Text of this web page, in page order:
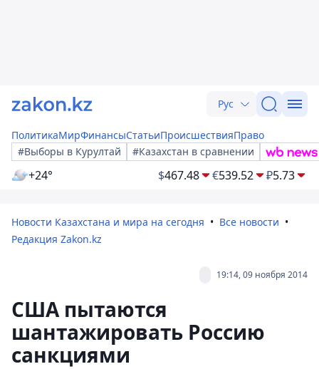
Рус
ПолитикаМирФинансыСтатьиПроисшествияПраво
#Выборы в Курултай
#Казахстан в сравнении
+24° $467.48 €539.52 ₽5.73
Новости Казахстана и мира на сегодня
Все новости
Редакция Zakon.kz
19:14, 09 ноября 2014
США пытаются
шантажировать Россию
санкциями